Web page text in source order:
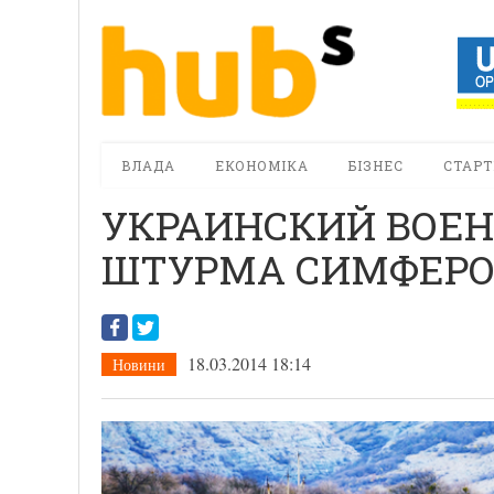
ВЛАДА ЕКОНОМІКА БІЗНЕС
УКРАИНСКИЙ
ШТУРМА
Новини 18.03.2014 18:14